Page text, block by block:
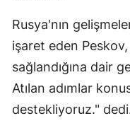
Rusya'nın
işaret eden Peskov,
sağlandığına dair
Atılan adımlar
destekliyoruz."